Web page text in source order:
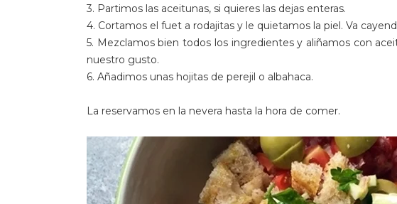
3. Partimos las aceitunas, si quieres las dejas enteras.
4. Cortamos el fuet a rodajitas y le quietamos la piel. Va
5. Mezclamos bien todos los ingredientes y aliñamos con
nuestro gusto.
6. Añadimos unas hojitas de perejil o albahaca.
La reservamos en la nevera hasta la hora de comer.